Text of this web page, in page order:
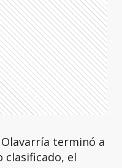
terminó a
clasificado, el